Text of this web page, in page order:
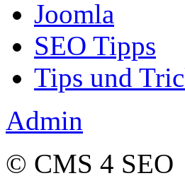
Joomla
SEO Tipps
Tips und
Admin
© CMS 4 SEO